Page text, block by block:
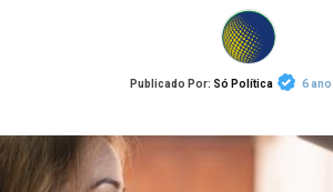
Publicado Por: Só Política 6